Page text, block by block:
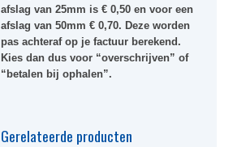
afslag van 25mm is € 0,50 en voor een
afslag van 50mm € 0,70. Deze worden
pas achteraf op je factuur berekend.
Kies dan dus voor “overschrijven” of
“betalen bij ophalen”.
Gerelateerde producten